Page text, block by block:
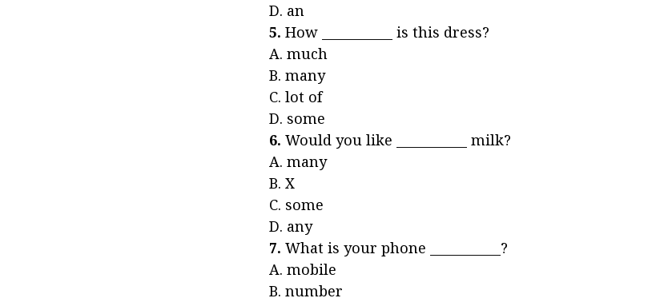
D. an
5. How ___________ is this dress?
A. much
B. many
C. lot of
D. some
6. Would you like ___________ milk?
A. many
B. X
C. some
D. any
7. What is your phone ___________?
A. mobile
B. number